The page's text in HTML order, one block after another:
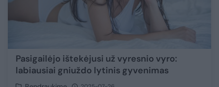
Pasigailėjo ištekėjusi už vyresnio vyro:
labiausiai gniuždo lytinis gyvenimas